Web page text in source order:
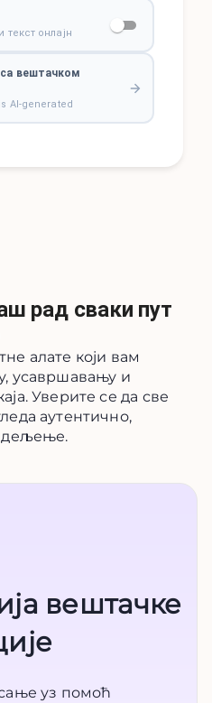
текст онлајн
вештачком
AI-generated
рад сваки пут
алате који вам
усавршавању и
Уверите се да све
аутентично,
дељење.
вештачке
уз помоћ